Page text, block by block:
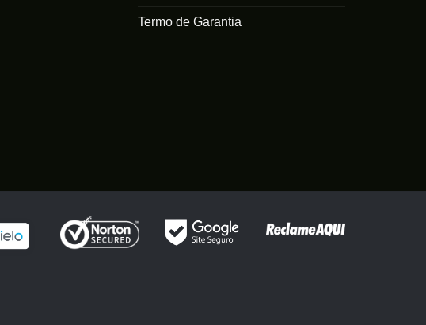
Termo de Garantia